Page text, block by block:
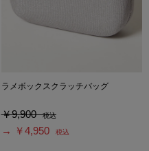
ラメボックスクラッチバッグ
￥9,900 税込
→ ￥4,950 税込